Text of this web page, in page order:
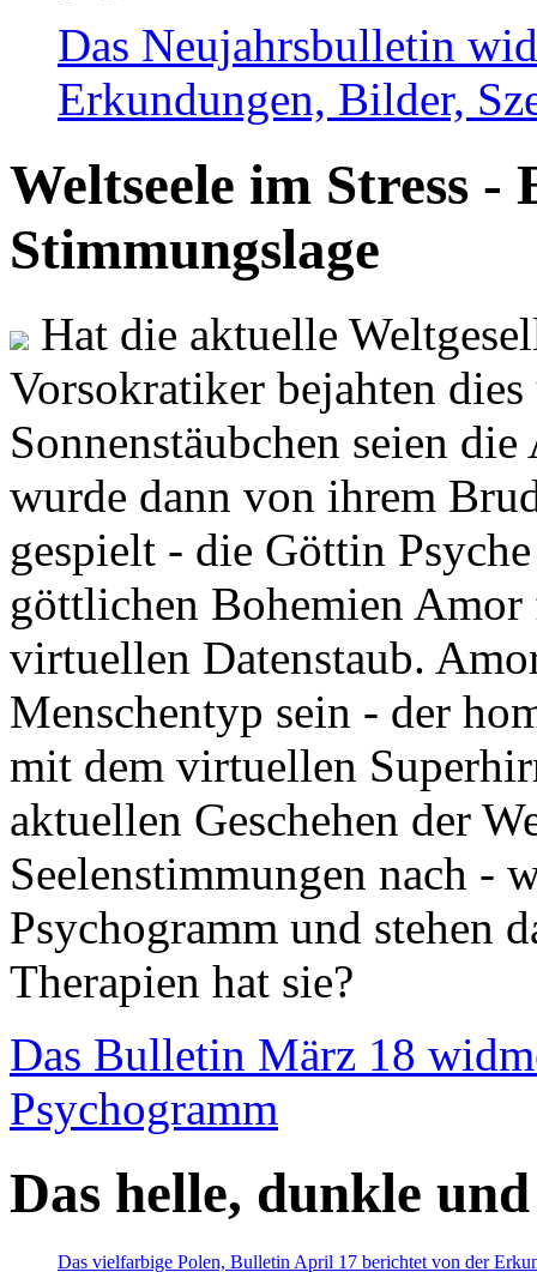
Das Neujahrsbulletin
Erkundungen, Bilder,
Weltseele im Stress -
Stimmungslage
Hat die aktuelle
Vorsokratiker bejahten
Sonnenstäubchen seien
wurde dann von ihrem
gespielt - die Göttin
göttlichen Bohemien
virtuellen Datenstaub.
Menschentyp sein - der
mit dem virtuellen
aktuellen Geschehen der
Seelenstimmungen nach -
Psychogramm und stehen
Therapien hat sie?
Das Bulletin März 18
Psychogramm
Das helle, dunkle
Das vielfarbige Polen, Bulletin April 17 berichtet von der